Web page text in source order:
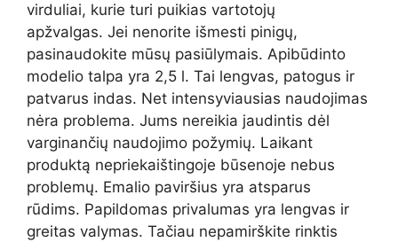
virduliai, kurie turi puikias vartotojų
apžvalgas. Jei nenorite išmesti pinigų,
pasinaudokite mūsų pasiūlymais. Apibūdinto
modelio talpa yra 2,5 l. Tai lengvas, patogus ir
patvarus indas. Net intensyviausias naudojimas
nėra problema. Jums nereikia jaudintis dėl
varginančių naudojimo požymių. Laikant
produktą nepriekaištingoje būsenoje nebus
problemų. Emalio paviršius yra atsparus
rūdims. Papildomas privalumas yra lengvas ir
greitas valymas. Tačiau nepamirškite rinktis